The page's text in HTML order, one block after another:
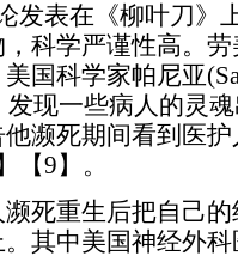
发表在《柳叶刀》
科学严谨性高。
国科学家帕尼亚
发现一些病人的灵
濒死期间看到医
【9】。
死重生后把自己
其中美国神经外